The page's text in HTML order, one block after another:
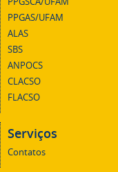
PPGAS/UFAM
ALAS
SBS
ANPOCS
CLACSO
FLACSO
Serviços
Contatos